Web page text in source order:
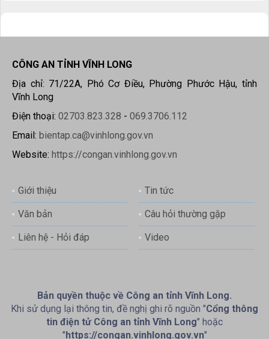
CÔNG AN TỈNH VĨNH LONG
Địa chỉ: 71/22A, Phó Cơ Điều, Phường Phước Hậu, tỉnh
Vĩnh Long
Điện thoại: 02703.823.328 - 069.3706.112
Email: bientap.ca@vinhlong.gov.vn
Website: https://congan.vinhlong.gov.vn
Giới thiệu Tin tức
Văn bản Câu hỏi thường gặp
Liên hệ - Hỏi đáp Video
Bản quyền thuộc về Công an tỉnh Vĩnh Long.
Khi sử dụng lại thông tin, đề nghị ghi rõ nguồn "Cổng thông
tin điện tử Công an tỉnh Vĩnh Long" hoặc
"https://congan.vinhlong.gov.vn"